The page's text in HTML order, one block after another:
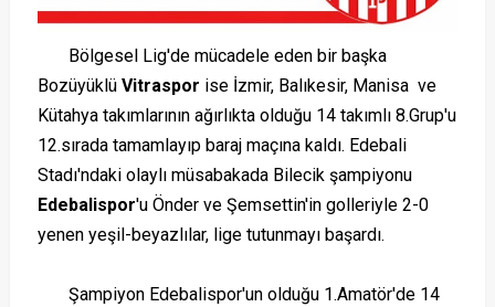
Bölgesel Lig'de mücadele eden bir başka
Bozüyüklü Vitraspor ise İzmir, Balıkesir, Manisa ve
Kütahya takımlarının ağırlıkta olduğu 14 takımlı 8.Grup'u
12.sırada tamamlayıp baraj maçına kaldı. Edebali
Stadı'ndaki olaylı müsabakada Bilecik şampiyonu
Edebalispor'u Önder ve Şemsettin'in golleriyle 2-0
yenen yeşil-beyazlılar, lige tutunmayı başardı.
Şampiyon Edebalispor'un olduğu 1.Amatör'de 14